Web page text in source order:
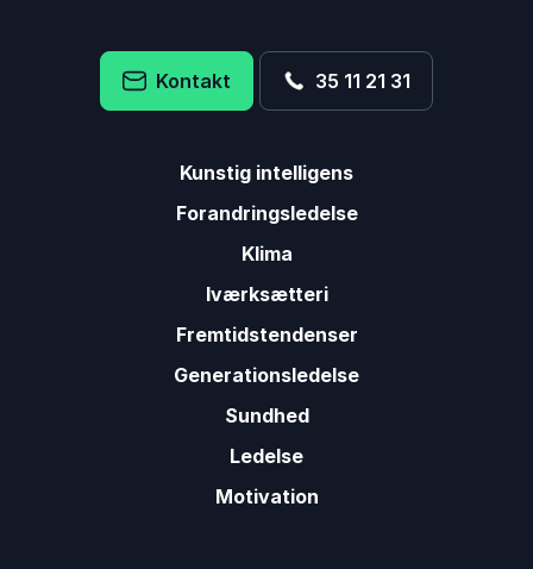
Kontakt 35 11 21 31
Kunstig intelligens
Forandringsledelse
Klima
Iværksætteri
Fremtidstendenser
Generationsledelse
Sundhed
Ledelse
Motivation